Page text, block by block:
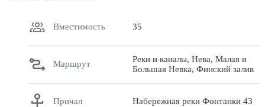
Вместимость 35
Маршрут
Реки и каналы, Нева, Малая и
Большая Невка, Финский залив
Причал Набережная реки Фонтанки 43